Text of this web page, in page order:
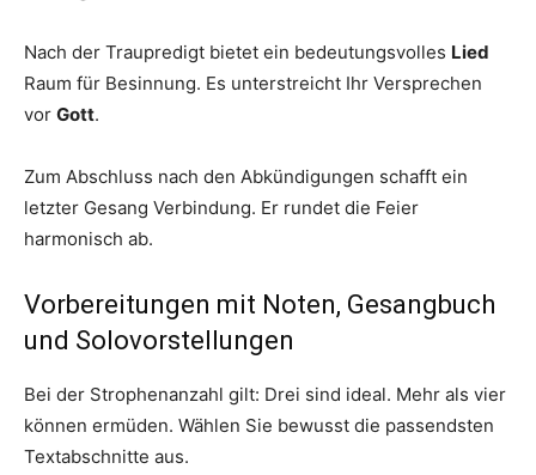
Nach der Traupredigt bietet ein bedeutungsvolles Lied
Raum für Besinnung. Es unterstreicht Ihr Versprechen
vor Gott.
Zum Abschluss nach den Abkündigungen schafft ein
letzter Gesang Verbindung. Er rundet die Feier
harmonisch ab.
Vorbereitungen mit Noten, Gesangbuch
und Solovorstellungen
Bei der Strophenanzahl gilt: Drei sind ideal. Mehr als vier
können ermüden. Wählen Sie bewusst die passendsten
Textabschnitte aus.